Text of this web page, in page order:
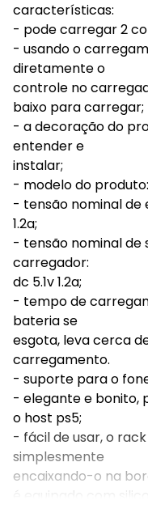
características:
- pode carregar 2
- usando o
diretamente o
controle no
baixo para carregar;
- a decoração do
entender e
instalar;
- modelo do
- tensão nominal de
1.2a;
- tensão nominal
carregador:
dc 5.1v 1.2a;
- tempo de
bateria se
esgota, leva cerca
carregamento.
- suporte para o
- elegante e bonito,
o host ps5;
- fácil de usar, o
simplesmente
encaixando-o na
é equipado com